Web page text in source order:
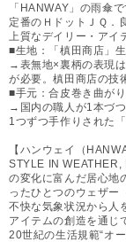
「HANWAY」の雨傘で
定番のＨドットＪＱ．
上質なデイリー・アイ
■生地：「槙田商店」
→表無地×裏柄の表現
が必要。槙田商店の技
■手元：合皮巻き曲が
→国内の職人が1本づ
1つずつ手作りされた
【ハンウェイ（
STYLE IN WEATHER,
の変化に富んだ居心地
ったひとつのウェザー
不快な気象状況から人
アイテムの創造を通じ
20世紀の生活規範“オ